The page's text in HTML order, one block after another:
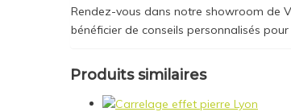
Rendez-vous dans notre showroom de
bénéficier de conseils personnalisés
Produits similaires